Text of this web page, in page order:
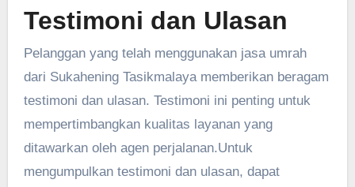
Testimoni dan Ulasan
Pelanggan yang telah menggunakan jasa umrah
dari Sukahening Tasikmalaya memberikan beragam
testimoni dan ulasan. Testimoni ini penting untuk
mempertimbangkan kualitas layanan yang
ditawarkan oleh agen perjalanan.Untuk
mengumpulkan testimoni dan ulasan, dapat